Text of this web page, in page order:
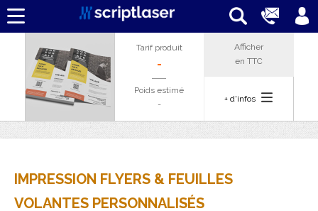
Tarif produit
-
Poids estimé
-
Afficher
en TTC
+ d'infos